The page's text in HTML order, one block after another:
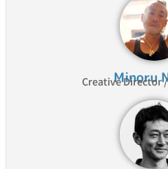
Minoru
Creative Director